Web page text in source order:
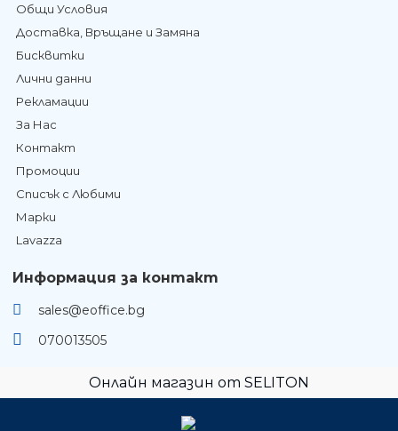
Общи Условия
Доставка, Връщане и Замяна
Бисквитки
Лични данни
Рекламации
За Нас
Контакт
Промоции
Списък с Любими
Марки
Lavazza
Информация за контакт
sales@eoffice.bg
070013505
Онлайн магазин от SELITON